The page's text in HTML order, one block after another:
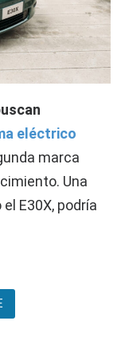
eléctrico
marca
Una
E30X, podría